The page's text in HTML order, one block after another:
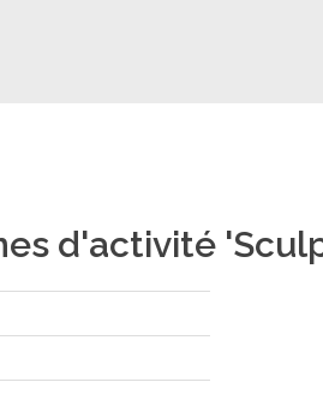
d'activité